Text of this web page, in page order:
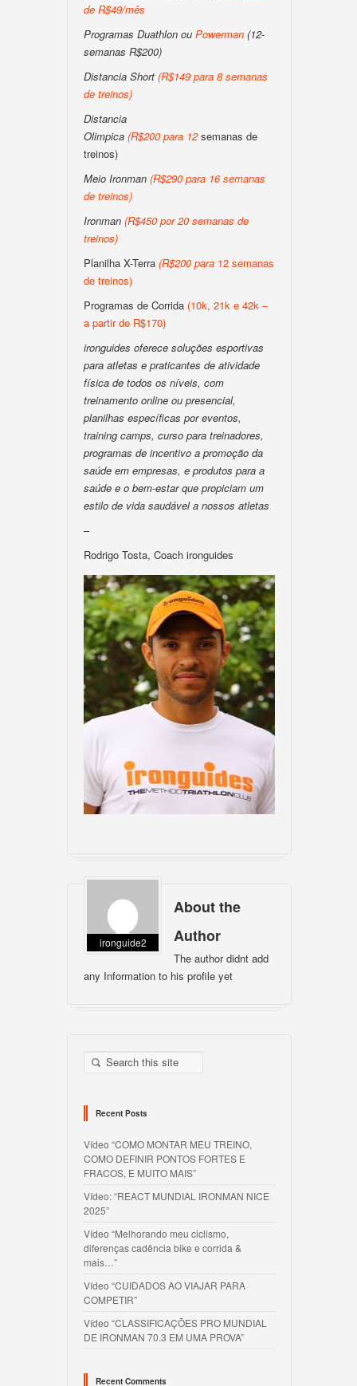
de R$49/mês
Programas Duathlon ou Powerman (12-
semanas R$200)
Distancia Short (R$149 para 8 semanas
de treinos)
Distancia
Olimpica (R$200 para 12semanas de
treinos)
Meio Ironman (R$290 para 16 semanas
de treinos)
Ironman (R$450 por 20 semanas de
treinos)
Planilha X-Terra (R$200 para 12 semanas
de treinos)
Programas de Corrida (10k, 21k e 42k –
a partir de R$170)
ironguides oferece soluções esportivas
para atletas e praticantes de atividade
física de todos os níveis, com
treinamento online ou presencial,
planilhas específicas por eventos,
training camps, curso para treinadores,
programas de incentivo a promoção da
saúde em empresas, e produtos para a
saúde e o bem-estar que propiciam um
estilo de vida saudável a nossos atletas
–
Rodrigo Tosta, Coach ironguides
ironguide2
About the
Author
The author didnt add
any Information to his profile yet
Recent Posts
Vídeo “COMO MONTAR MEU TREINO,
COMO DEFINIR PONTOS FORTES E
FRACOS, E MUITO MAIS”
Vídeo: “REACT MUNDIAL IRONMAN NICE
2025”
Vídeo “Melhorando meu ciclismo,
diferenças cadência bike e corrida &
mais…”
Vídeo “CUIDADOS AO VIAJAR PARA
COMPETIR”
Vídeo “CLASSIFICAÇÕES PRO MUNDIAL
DE IRONMAN 70.3 EM UMA PROVA”
Recent Comments